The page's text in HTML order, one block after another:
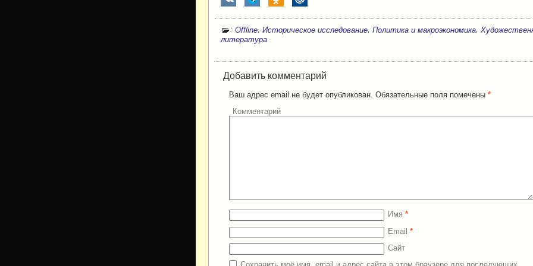
: Offline, Историческое исследование, Политика и макроэкономика,
литература
Добавить комментарий
Ваш адрес email не будет опубликован. Обязательные поля помечены *
Комментарий
Имя *
Email *
Сайт